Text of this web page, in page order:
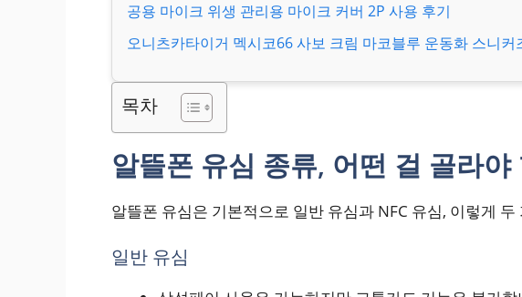
공용 마이크 위생 관리용 마이크 커버 2P 사용 후기
오니츠카타이거 멕시코66 사보 크림 마코블루 운동화 스니커
목차
알뜰폰 유심 종류, 어떤 걸 골라야
알뜰폰 유심은 기본적으로 일반 유심과 NFC 유심, 이렇게
일반 유심